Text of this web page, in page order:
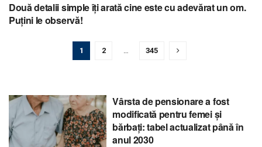
Două detalii simple îți arată cine este cu adevărat un om.
Puțini le observă!
1 2 … 345
Vârsta de pensionare a fost
modificată pentru femei și
bărbați: tabel actualizat până în
anul 2030